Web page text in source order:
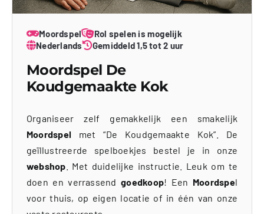
Moordspel
Rol spelen is mogelijk
Nederlands
Gemiddeld 1,5 tot 2 uur
Moordspel De
Koudgemaakte Kok
Organiseer zelf gemakkelijk een smakelijk
Moordspel met “De Koudgemaakte Kok”. De
geïllustreerde spelboekjes bestel je in onze
webshop . Met duidelijke instructie. Leuk om te
doen en verrassendgoedkoop! Een Moordspel
voor thuis, op eigen locatie of in één van onze